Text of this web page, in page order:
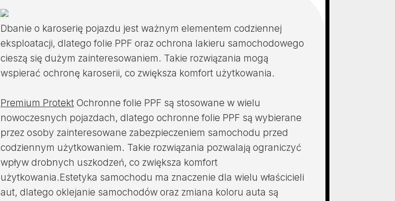
Dbanie o karoserię pojazdu jest ważnym elementem codziennej
eksploatacji, dlatego folie PPF oraz ochrona lakieru samochodowego
cieszą się dużym zainteresowaniem. Takie rozwiązania mogą
wspierać ochronę karoserii, co zwiększa komfort użytkowania.
Premium Protekt Ochronne folie PPF są stosowane w wielu
nowoczesnych pojazdach, dlatego ochronne folie PPF są wybierane
przez osoby zainteresowane zabezpieczeniem samochodu przed
codziennym użytkowaniem. Takie rozwiązania pozwalają ograniczyć
wpływ drobnych uszkodzeń, co zwiększa komfort
użytkowania.Estetyka samochodu ma znaczenie dla wielu właścicieli
aut, dlatego oklejanie samochodów oraz zmiana koloru auta są